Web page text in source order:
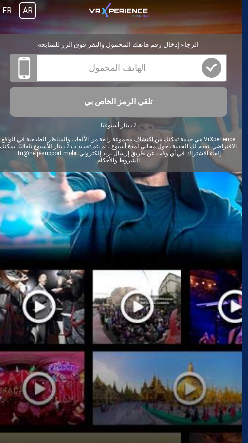
AR
FR
الرجاء إدخال رقم هاتفك المحمول والنقر فوق الزر للمتابعة
تلقي الرمز الخاص بي
2 دينار أسبوعيًا
VrXperience هي خدمة تمكنك من اكتشاف مجموعة رائعة من الألعاب والمناظر الطبيعية في الواقع
الافتراضي. تقدم لك الخدمة دخول مجاني لمدة أسبوع ، ثم يتم تجديد ب 2 دينار للأسبوع تلقائيًا. يمكنك
إلغاء الاشتراك في أي وقت عن طريق إرسال بريد إلكتروني tn@help-support.mobi
الشروط والأحكام